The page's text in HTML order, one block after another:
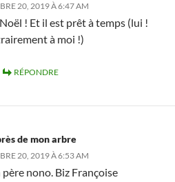
20, 2019 À 6:47 AM
! Et il est prêt à temps (lui !
à moi !)
RÉPONDRE
de mon arbre
20, 2019 À 6:53 AM
nono. Biz Françoise